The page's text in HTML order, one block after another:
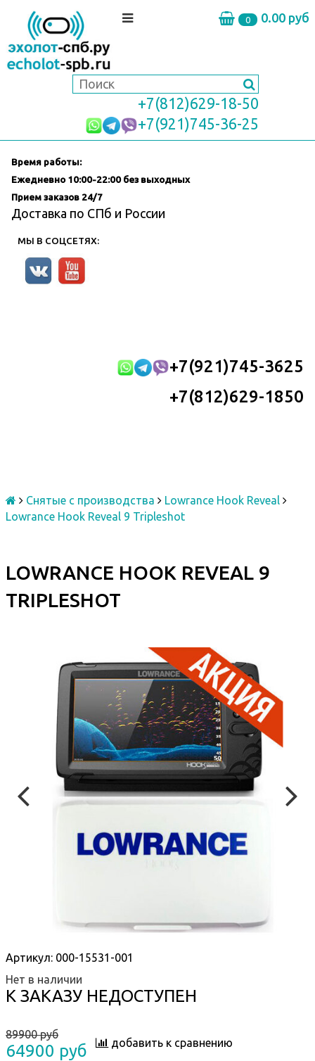
0 0.00 руб
+7(812)629-18-50
+7(921)745-36-25
Время работы:
Ежедневно 10:00-22:00 без выходных
Прием заказов 24/7
Доставка по СПб и России
МЫ В СОЦСЕТЯХ:
+7(921)745-3625
+7(812)629-1850
Снятые с производства
Lowrance Hook Reveal
Lowrance Hook Reveal 9 Tripleshot
LOWRANCE HOOK REVEAL 9
TRIPLESHOT
Артикул: 000-15531-001
Нет в наличии
К ЗАКАЗУ НЕДОСТУПЕН
89900 руб
64900 руб добавить к сравнению